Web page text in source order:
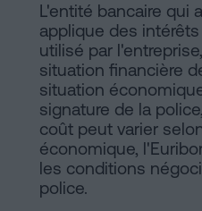
L'entité bancaire qui
applique des
utilisé par
situation financière
situation
signature de la
coût peut varier
économique,
les conditions
police.